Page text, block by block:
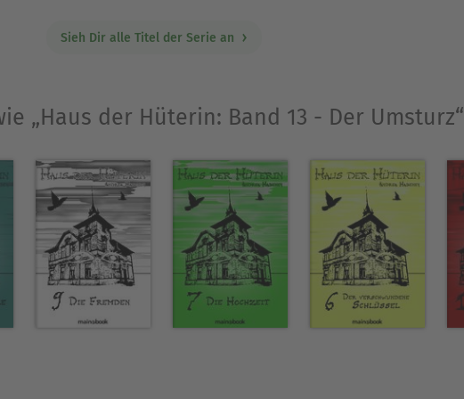
Sieh Dir alle Titel der Serie an
„Haus der Hüterin: Band 13 - Der Umsturz“